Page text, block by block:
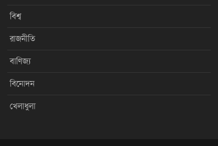
বিশ্ব
রাজনীতি
বাণিজ্য
বিনোদন
খেলাধুলা